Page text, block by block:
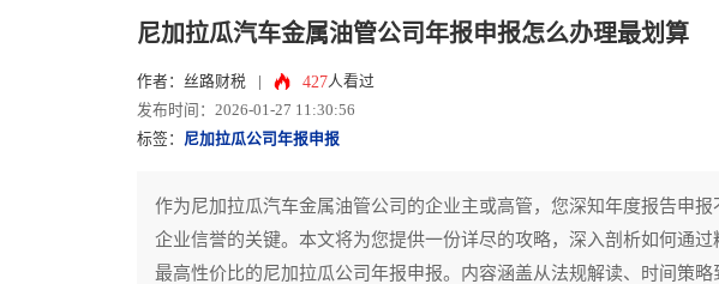
尼加拉瓜汽车金属油管公司年报申报怎么办理最划算
作者：丝路财税 427人看过
发布时间：2026-01-27 11:30:56
标签： 尼加拉瓜公司年报申报
作为尼加拉瓜汽车金属油管公司的企业主或高管，您深知年度报告申
企业信誉的关键。本文将为您提供一份详尽的攻略，深入剖析如何通
最高性价比的尼加拉瓜公司年报申报。内容涵盖从法规解读、时间策略